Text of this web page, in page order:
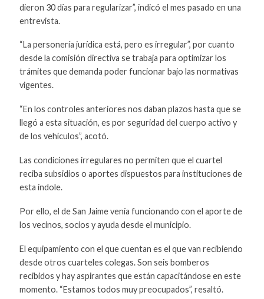
dieron 30 días para regularizar”, indicó el mes pasado en una
entrevista.
“La personería jurídica está, pero es irregular”, por cuanto
desde la comisión directiva se trabaja para optimizar los
trámites que demanda poder funcionar bajo las normativas
vigentes.
“En los controles anteriores nos daban plazos hasta que se
llegó a esta situación, es por seguridad del cuerpo activo y
de los vehículos”, acotó.
Las condiciones irregulares no permiten que el cuartel
reciba subsidios o aportes dispuestos para instituciones de
esta índole.
Por ello, el de San Jaime venía funcionando con el aporte de
los vecinos, socios y ayuda desde el municipio.
El equipamiento con el que cuentan es el que van recibiendo
desde otros cuarteles colegas. Son seis bomberos
recibidos y hay aspirantes que están capacitándose en este
momento. “Estamos todos muy preocupados”, resaltó.